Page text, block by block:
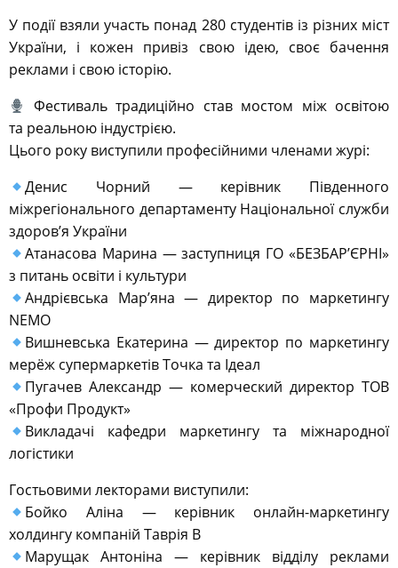
У події взяли участь понад 280 студентів із різних міст
України, і кожен привіз свою ідею, своє бачення
реклами і свою історію.
Фестиваль традиційно став мостом між освітою
та реальною індустрією.
Цього року виступили професійними членами журі:
Денис Чорний — керівник Південного
міжрегіонального департаменту Національної служби
здоровʼя України
Атанасова Марина — заступниця ГО «БЕЗБАРʼЄРНІ»
з питань освіти і культури
Андрієвська Мар’яна — директор по маркетингу
NEMO
Вишневська Екатерина — директор по маркетингу
мерёж супермаркетів Точка та Ідеал
Пугачев Александр — комерческий директор ТОВ
«Профи Продукт»
Викладачі кафедри маркетингу та міжнародної
логістики
Гостьовими лекторами виступили:
Бойко Аліна — керівник онлайн-маркетингу
холдингу компаній Таврія В
Марущак Антоніна — керівник відділу реклами